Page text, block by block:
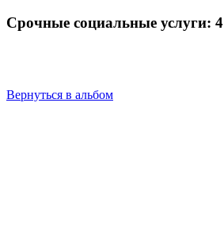
Срочные социальные услуги: 4
Вернуться в альбом